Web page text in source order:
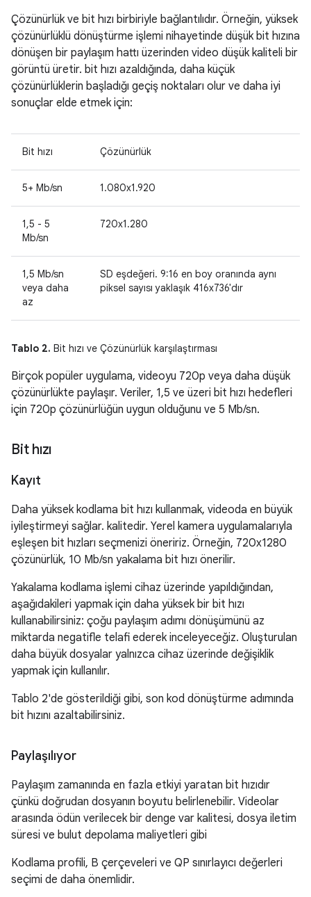
Çözünürlük ve bit hızı birbiriyle bağlantılıdır. Örneğin, yüksek
çözünürlüklü dönüştürme işlemi nihayetinde düşük bit hızına
dönüşen bir paylaşım hattı üzerinden video düşük kaliteli bir
görüntü üretir. bit hızı azaldığında, daha küçük
çözünürlüklerin başladığı geçiş noktaları olur ve daha iyi
sonuçlar elde etmek için:
Bit hızı Çözünürlük
5+ Mb/sn 1.080x1.920
1,5 - 5
Mb/sn
720x1.280
1,5 Mb/sn
veya daha
az
SD eşdeğeri. 9:16 en boy oranında aynı
piksel sayısı yaklaşık 416x736'dır
Tablo 2. Bit hızı ve Çözünürlük karşılaştırması
Birçok popüler uygulama, videoyu 720p veya daha düşük
çözünürlükte paylaşır. Veriler, 1,5 ve üzeri bit hızı hedefleri
için 720p çözünürlüğün uygun olduğunu ve 5 Mb/sn.
Bit hızı
Kayıt
Daha yüksek kodlama bit hızı kullanmak, videoda en büyük
iyileştirmeyi sağlar. kalitedir. Yerel kamera uygulamalarıyla
eşleşen bit hızları seçmenizi öneririz. Örneğin, 720x1280
çözünürlük, 10 Mb/sn yakalama bit hızı önerilir.
Yakalama kodlama işlemi cihaz üzerinde yapıldığından,
aşağıdakileri yapmak için daha yüksek bir bit hızı
kullanabilirsiniz: çoğu paylaşım adımı dönüşümünü az
miktarda negatifle telafi ederek inceleyeceğiz. Oluşturulan
daha büyük dosyalar yalnızca cihaz üzerinde değişiklik
yapmak için kullanılır.
Tablo 2'de gösterildiği gibi, son kod dönüştürme adımında
bit hızını azaltabilirsiniz.
Paylaşılıyor
Paylaşım zamanında en fazla etkiyi yaratan bit hızıdır
çünkü doğrudan dosyanın boyutu belirlenebilir. Videolar
arasında ödün verilecek bir denge var kalitesi, dosya iletim
süresi ve bulut depolama maliyetleri gibi
Kodlama profili, B çerçeveleri ve QP sınırlayıcı değerleri
seçimi de daha önemlidir.